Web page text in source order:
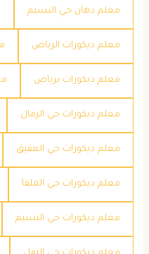
معلم دهان حي النسيم
معلم ديكورات الرياض
معلم ديكورات برياض
معلم ديكورات حي الرمال
معلم ديكورات حي العقيق
معلم ديكورات حي الملقا
معلم ديكورات حي النسيم